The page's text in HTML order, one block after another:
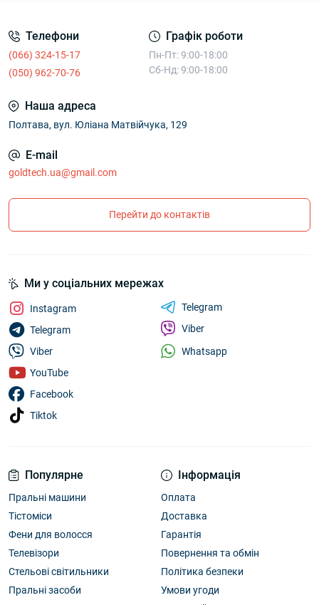
Телефони
(066) 324-15-17
(050) 962-70-76
Графік роботи
Пн-Пт: 9:00-18:00
Сб-Нд: 9:00-18:00
Наша адреса
Полтава, вул. Юліана Матвійчука, 129
E-mail
goldtech.ua@gmail.com
Перейти до контактів
Популярне
Пральні машини
Тістоміси
Фени для волосся
Телевізори
Стельові світильники
Пральні засоби
Інформація
Оплата
Доставка
Гарантія
Повернення та обмін
Політика безпеки
Умови угоди
Ми у соціальних мережах
Instagram
Telegram
Viber
YouTube
Facebook
Tiktok
Telegram
Viber
Whatsapp